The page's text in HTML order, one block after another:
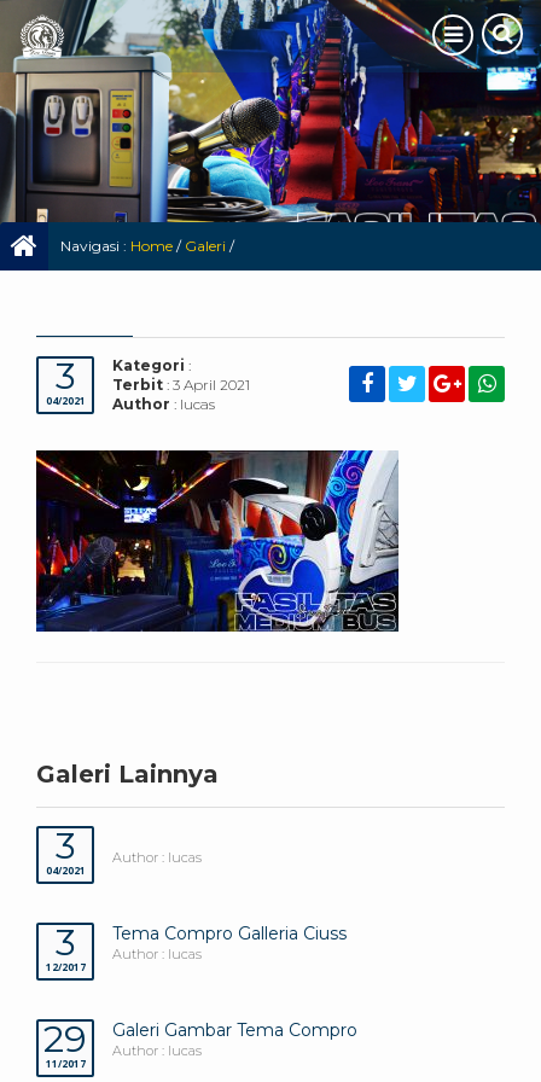
Navigasi : Home / Galeri /
3
04/2021
Kategori :
Terbit : 3 April 2021
Author : lucas
Galeri Lainnya
3
04/2021
Author : lucas
3
12/2017
Tema Compro Galleria Ciuss
Author : lucas
29
11/2017
Galeri Gambar Tema Compro
Author : lucas